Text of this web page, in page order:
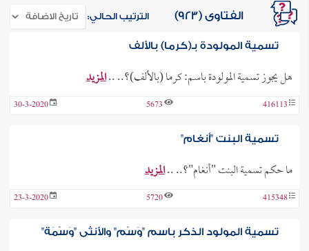
الفتاوى (923) الترتيب الحالي:
تسمية المولودة بـ(كرما) بالألف
هل يجوز تسمية المولودة باسم: كرما (بالألف)؟.. ..المزيد
416113
5673
30-3-2020
تسمية البنت "أنغام"
ما حكم تسمية البنت "أنغام"؟.. ..المزيد
415348
5720
23-3-2020
تسمية المولود الذكر باسم "وَسْم" والأنثى "وَسْمَة"